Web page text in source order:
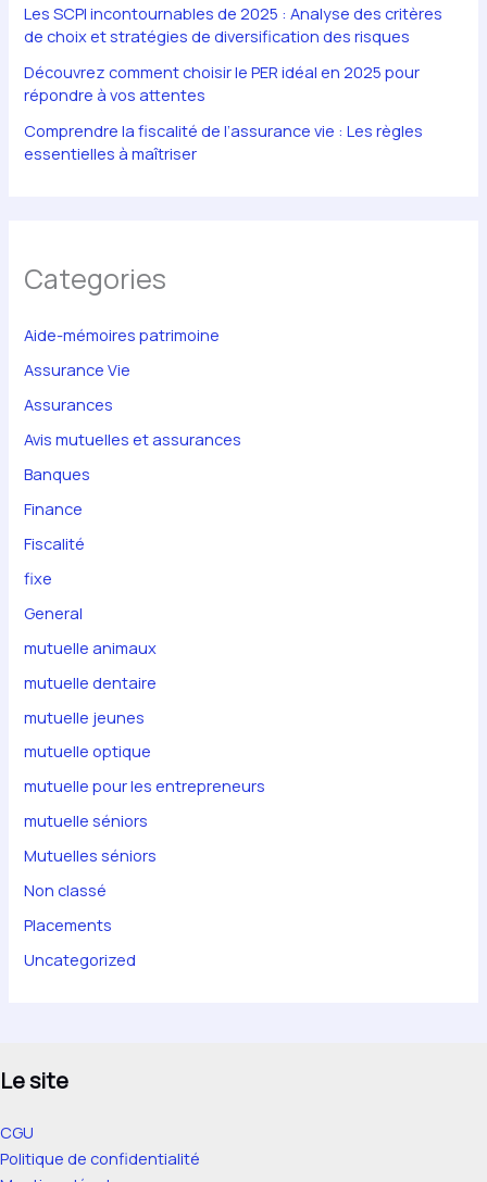
Les SCPI incontournables de 2025 : Analyse des critères
de choix et stratégies de diversification des risques
Découvrez comment choisir le PER idéal en 2025 pour
répondre à vos attentes
Comprendre la fiscalité de l’assurance vie : Les règles
essentielles à maîtriser
Categories
Aide-mémoires patrimoine
Assurance Vie
Assurances
Avis mutuelles et assurances
Banques
Finance
Fiscalité
fixe
General
mutuelle animaux
mutuelle dentaire
mutuelle jeunes
mutuelle optique
mutuelle pour les entrepreneurs
mutuelle séniors
Mutuelles séniors
Non classé
Placements
Uncategorized
Le site
CGU
Politique de confidentialité